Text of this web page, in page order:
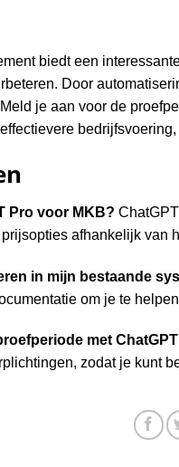
biedt een
Door
je aan voor de
Pro voor MKB?
afhankelijk van
in mijn bestaande
om je te
met
zodat je kunt